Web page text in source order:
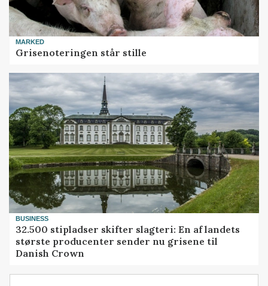
MARKED
Grisenoteringen står stille
BUSINESS
32.500 stipladser skifter slagteri: En af landets
største producenter sender nu grisene til
Danish Crown